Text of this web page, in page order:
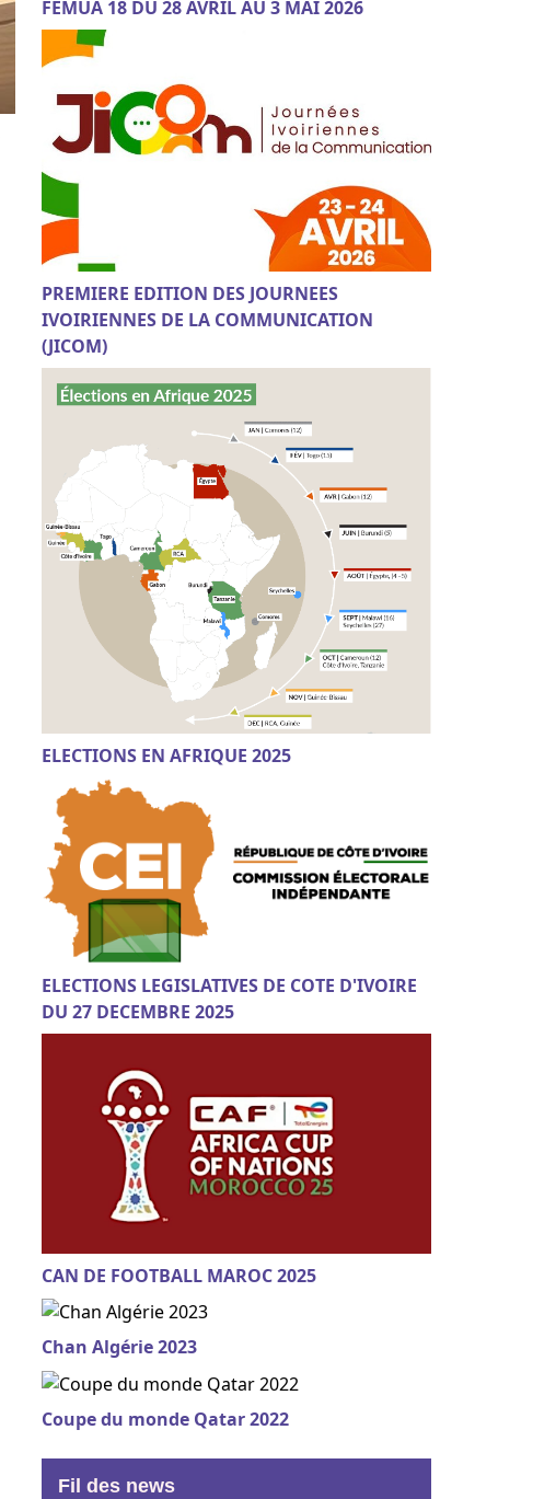
FEMUA 18 DU 28 AVRIL AU 3 MAI 2026
PREMIERE EDITION DES JOURNEES
IVOIRIENNES DE LA COMMUNICATION
(JICOM)
ELECTIONS EN AFRIQUE 2025
ELECTIONS LEGISLATIVES DE COTE D'IVOIRE
DU 27 DECEMBRE 2025
CAN DE FOOTBALL MAROC 2025
Chan Algérie 2023
Coupe du monde Qatar 2022
Fil des news